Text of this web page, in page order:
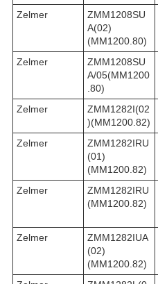
Zelmer
ZMM1208SU
A(02)
(MM1200.80)
Zelmer
ZMM1208SU
A/05(MM1200
.80)
Zelmer
ZMM1282I(02
)(MM1200.82)
Zelmer
ZMM1282IRU
(01)
(MM1200.82)
Zelmer
ZMM1282IRU
(MM1200.82)
Zelmer
ZMM1282IUA
(02)
(MM1200.82)